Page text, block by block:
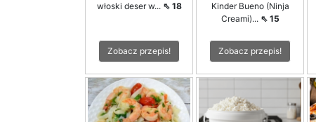
włoski deser w... ⇖ 18
Zobacz przepis!
Kinder Bueno (Ninja
Creami)... ⇖ 15
Zobacz przepis!